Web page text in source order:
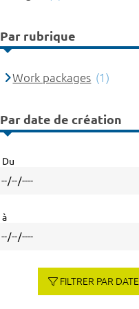
Par rubrique
Work packages (1)
Par date de création
Du
à
FILTRER PAR DATE